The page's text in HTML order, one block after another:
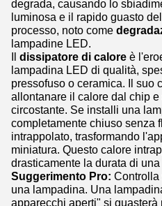
degrada, causando lo
luminosa e il rapido guasto
processo, noto come
lampadine LED.
Il dissipatore di calore è
lampadina LED di qualità,
pressofuso o ceramica. Il suo
allontanare il calore dal chip
circostante. Se installi una
completamente chiuso senza
intrappolato, trasformando
miniatura. Questo calore
drasticamente la durata di
Suggerimento Pro: Controlla
una lampadina. Una
apparecchi aperti" si guasterà